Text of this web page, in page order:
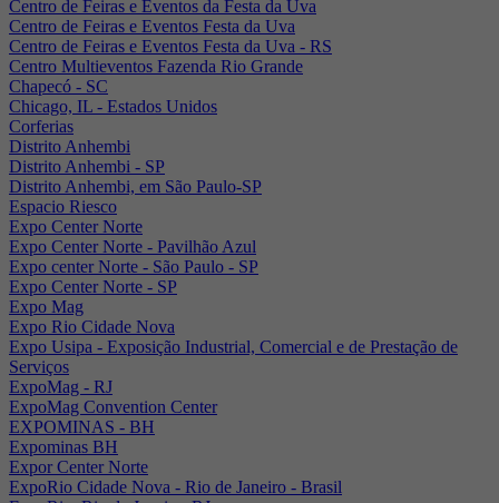
Centro de Feiras e Eventos da Festa da Uva
Centro de Feiras e Eventos Festa da Uva
Centro de Feiras e Eventos Festa da Uva - RS
Centro Multieventos Fazenda Rio Grande
Chapecó - SC
Chicago, IL - Estados Unidos
Corferias
Distrito Anhembi
Distrito Anhembi - SP
Distrito Anhembi, em São Paulo-SP
Espacio Riesco
Expo Center Norte
Expo Center Norte - Pavilhão Azul
Expo center Norte - São Paulo - SP
Expo Center Norte - SP
Expo Mag
Expo Rio Cidade Nova
Expo Usipa - Exposição Industrial, Comercial e de Prestação de
Serviços
ExpoMag - RJ
ExpoMag Convention Center
EXPOMINAS - BH
Expominas BH
Expor Center Norte
ExpoRio Cidade Nova - Rio de Janeiro - Brasil